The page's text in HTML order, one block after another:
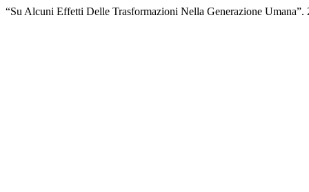
“Su Alcuni Effetti Delle Trasformazioni Nella Generazione Umana”.